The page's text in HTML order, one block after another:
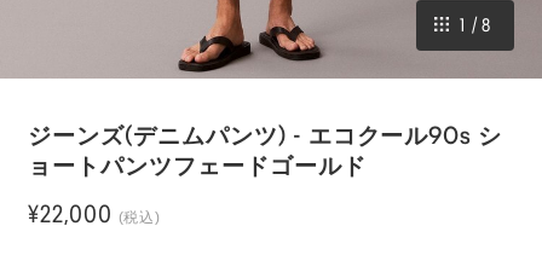
1 / 8
ジーンズ(デニムパンツ) - エコクール90s シ
ョートパンツフェードゴールド
¥22,000 (税込)